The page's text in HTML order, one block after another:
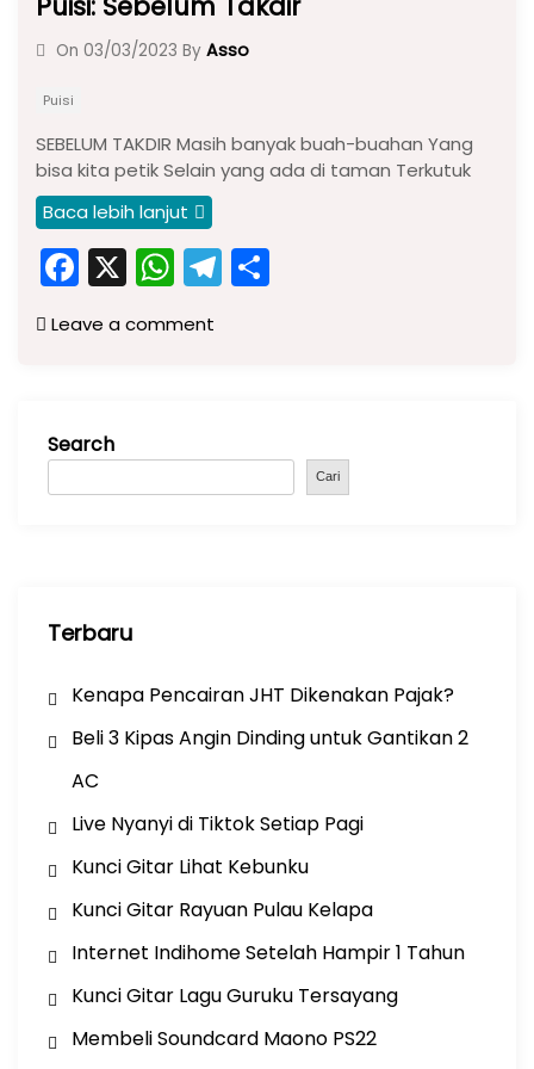
On 03/03/2023 By Asso
Puisi
SEBELUM TAKDIR Masih banyak buah-buahan Yang
bisa kita petik Selain yang ada di taman Terkutuk
Baca lebih lanjut
F
a
c
o
o
X W
h
a
p
p
T
el
m
Leave a comment
Search
Cari
Terbaru
Kenapa Pencairan JHT Dikenakan Pajak?
Beli 3 Kipas Angin Dinding untuk Gantikan 2
AC
Live Nyanyi di Tiktok Setiap Pagi
Kunci Gitar Lihat Kebunku
Kunci Gitar Rayuan Pulau Kelapa
Internet Indihome Setelah Hampir 1 Tahun
Kunci Gitar Lagu Guruku Tersayang
Membeli Soundcard Maono PS22